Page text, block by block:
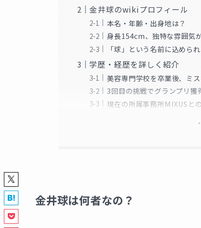
金井球のwikiプロフィール
本名・年齢・出身地は？
身長154cm、独特な雰囲気
「球」という名前に込めら
学歴・経歴を詳しく紹介
美容専門学校を卒業後、ミ
3回目の挑戦でグランプリ獲
現在の所属事務所MIXUSと
金井球は何者なの？